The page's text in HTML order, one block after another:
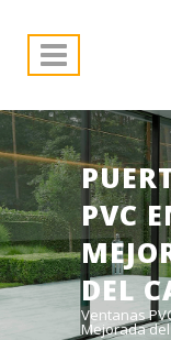
PVC
DEL
Ventanas
Mejorada